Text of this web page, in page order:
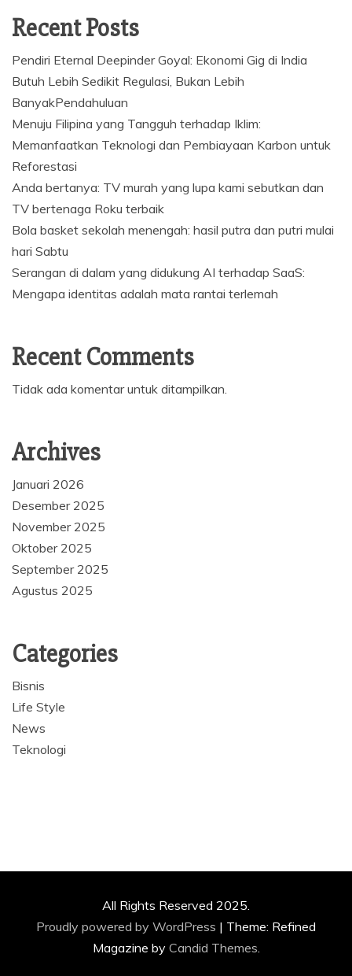
Recent Posts
Pendiri Eternal Deepinder Goyal: Ekonomi Gig di India
Butuh Lebih Sedikit Regulasi, Bukan Lebih
BanyakPendahuluan
Menuju Filipina yang Tangguh terhadap Iklim:
Memanfaatkan Teknologi dan Pembiayaan Karbon untuk
Reforestasi
Anda bertanya: TV murah yang lupa kami sebutkan dan
TV bertenaga Roku terbaik
Bola basket sekolah menengah: hasil putra dan putri mulai
hari Sabtu
Serangan di dalam yang didukung AI terhadap SaaS:
Mengapa identitas adalah mata rantai terlemah
Recent Comments
Tidak ada komentar untuk ditampilkan.
Archives
Januari 2026
Desember 2025
November 2025
Oktober 2025
September 2025
Agustus 2025
Categories
Bisnis
Life Style
News
Teknologi
All Rights Reserved 2025.
Proudly powered by WordPress | Theme: Refined
Magazine by Candid Themes.